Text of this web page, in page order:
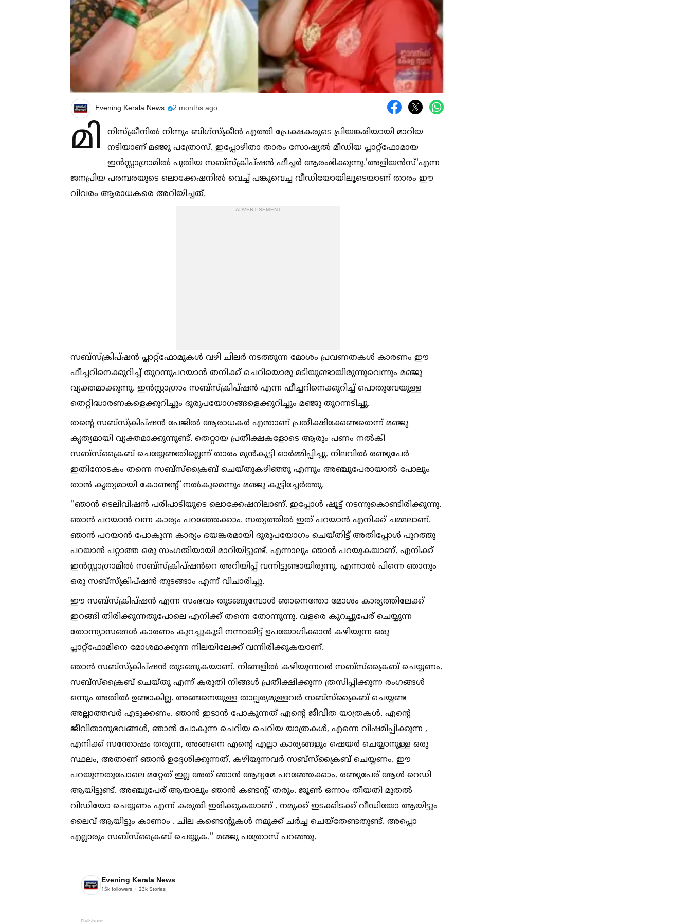
Evening Kerala News 2 months ago
മി
നിസ്ക്രീനില്‍ നിന്നും ബിഗ്സ്ക്രീൻ എത്തി പ്രേക്ഷകരുടെ പ്രിയങ്കരിയായി മാറിയ
നടിയാണ് മഞ്ജു പത്രോസ്. ഇപ്പോഴിതാ താരം സോഷ്യല്‍ മീഡിയ പ്ലാറ്റ്‌ഫോമായ
ഇൻസ്റ്റാഗ്രാമില്‍ പുതിയ സബ്‌സ്‌ക്രിപ്ഷൻ ഫീച്ചർ ആരംഭിക്കുന്നു.'അളിയൻസ്'എന്ന
ജനപ്രിയ പരമ്പരയുടെ ലൊക്കേഷനില്‍ വെച്ച്‌ പങ്കുവെച്ച വീഡിയോയിലൂടെയാണ് താരം ഈ
വിവരം ആരാധകരെ അറിയിച്ചത്.
ADVERTISEMENT
സബ്‌സ്‌ക്രിപ്ഷൻ പ്ലാറ്റ്‌ഫോമുകള്‍ വഴി ചിലർ നടത്തുന്ന മോശം പ്രവണതകള്‍ കാരണം ഈ
ഫീച്ചറിനെക്കുറിച്ച്‌ തുറന്നുപറയാൻ തനിക്ക് ചെറിയൊരു മടിയുണ്ടായിരുന്നുവെന്നും മഞ്ജു
വ്യക്തമാക്കുന്നു. ഇൻസ്റ്റാഗ്രാം സബ്‌സ്‌ക്രിപ്ഷൻ എന്ന ഫീച്ചറിനെക്കുറിച്ച്‌ പൊതുവേയുള്ള
തെറ്റിദ്ധാരണകളെക്കുറിച്ചും ദുരുപയോഗങ്ങളെക്കുറിച്ചും മഞ്ജു തുറന്നടിച്ചു.
തന്റെ സബ്‌സ്‌ക്രിപ്ഷൻ പേജില്‍ ആരാധകർ എന്താണ് പ്രതീക്ഷിക്കേണ്ടതെന്ന് മഞ്ജു
കൃത്യമായി വ്യക്തമാക്കുന്നുണ്ട്. തെറ്റായ പ്രതീക്ഷകളോടെ ആരും പണം നല്‍കി
സബ്സ്ക്രൈബ് ചെയ്യേണ്ടതില്ലെന്ന് താരം മുൻകൂട്ടി ഓർമ്മിപ്പിച്ചു. നിലവില്‍ രണ്ടുപേർ
ഇതിനോടകം തന്നെ സബ്സ്ക്രൈബ് ചെയ്തുകഴിഞ്ഞു എന്നും അഞ്ചുപേരായാല്‍ പോലും
താൻ കൃത്യമായി കോണ്ടന്റ് നല്‍കുമെന്നും മഞ്ജു കൂട്ടിച്ചേർത്തു.
''ഞാൻ ടെലിവിഷൻ പരിപാടിയുടെ ലൊക്കേഷനിലാണ്. ഇപ്പോള്‍ ഷൂട്ട് നടന്നുകൊണ്ടിരിക്കുന്നു.
ഞാൻ പറയാൻ വന്ന കാര്യം പറഞ്ഞേക്കാം. സത്യത്തില്‍ ഇത് പറയാൻ എനിക്ക് ചമ്മലാണ്.
ഞാൻ പറയാൻ പോകുന്ന കാര്യം ഭയങ്കരമായി ദുരുപയോഗം ചെയ്തിട്ട് അതിപ്പോള്‍ പുറത്തു
പറയാൻ പറ്റാത്ത ഒരു സംഗതിയായി മാറിയിട്ടുണ്ട്. എന്നാലും ഞാൻ പറയുകയാണ്‌. എനിക്ക്
ഇൻസ്റ്റാഗ്രാമില്‍ സബ്‌സ്‌ക്രിപ്‌ഷൻറെ അറിയിപ്പ് വന്നിട്ടുണ്ടായിരുന്നു. എന്നാല്‍ പിന്നെ ഞാനും
ഒരു സബ്‌സ്‌ക്രിപ്‌ഷൻ തുടങ്ങാം എന്ന് വിചാരിച്ചു.
ഈ സബ്‌സ്‌ക്രിപ്‌ഷൻ എന്ന സംഭവം തുടങ്ങുമ്പോള്‍ ഞാനെന്തോ മോശം കാര്യത്തിലേക്ക്
ഇറങ്ങി തിരിക്കുന്നതുപോലെ എനിക്ക് തന്നെ തോന്നുന്നു. വളരെ കുറച്ചുപേര് ചെയ്യുന്ന
തോന്ന്യാസങ്ങള്‍ കാരണം കുറച്ചുകൂടി നന്നായിട്ട് ഉപയോഗിക്കാൻ കഴിയുന്ന ഒരു
പ്ലാറ്റ്ഫോമിനെ മോശമാക്കുന്ന നിലയിലേക്ക് വന്നിരിക്കുകയാണ്.
ഞാൻ സബ്‌സ്‌ക്രിപ്‌ഷൻ തുടങ്ങുകയാണ്. നിങ്ങളില്‍ കഴിയുന്നവർ സബ്സ്ക്രൈബ് ചെയ്യണം.
സബ്സ്ക്രൈബ് ചെയ്തു എന്ന് കരുതി നിങ്ങള്‍ പ്രതീക്ഷിക്കുന്ന ത്രസിപ്പിക്കുന്ന രംഗങ്ങള്‍
ഒന്നും അതില്‍ ഉണ്ടാകില്ല. അങ്ങനെയുള്ള താല്പര്യമുള്ളവർ സബ്സ്ക്രൈബ് ചെയ്യണ്ട
അല്ലാത്തവർ എടുക്കണം. ഞാൻ ഇടാൻ പോകുന്നത് എന്റെ ജീവിത യാത്രകള്‍. എന്റെ
ജീവിതാനുഭവങ്ങള്‍, ഞാൻ പോകുന്ന ചെറിയ ചെറിയ യാത്രകള്‍, എന്നെ വിഷമിപ്പിക്കുന്ന ,
എനിക്ക് സന്തോഷം തരുന്ന, അങ്ങനെ എന്റെ എല്ലാ കാര്യങ്ങളും ഷെയർ ചെയ്യാനുള്ള ഒരു
സ്ഥലം, അതാണ് ഞാൻ ഉദ്ദേശിക്കുന്നത്. കഴിയുന്നവർ സബ്സ്ക്രൈബ് ചെയ്യണം. ഈ
പറയുന്നതുപോലെ മറ്റേത് ഇല്ല അത് ഞാൻ ആദ്യമേ പറഞ്ഞേക്കാം. രണ്ടുപേര് ആള്‍ റെഡി
ആയിട്ടുണ്ട്. അഞ്ചുപേര് ആയാലും ഞാൻ കണ്ടന്റ് തരും. ജൂണ്‍ ഒന്നാം തീയതി മുതല്‍
വിഡിയോ ചെയ്യണം എന്ന് കരുതി ഇരിക്കുകയാണ് . നമുക്ക് ഇടക്കിടക്ക് വീഡിയോ ആയിട്ടും
ലൈവ് ആയിട്ടും കാണാം . ചില കണ്ടെന്റുകള്‍ നമുക്ക് ചർച്ച ചെയ്‌തേണ്ടതുണ്ട്. അപ്പൊ
എല്ലാരും സബ്സ്ക്രൈബ് ചെയ്യുക.'' മഞ്ജു പത്രോസ് പറഞ്ഞു.
Evening Kerala News
15k followers 23k Stories